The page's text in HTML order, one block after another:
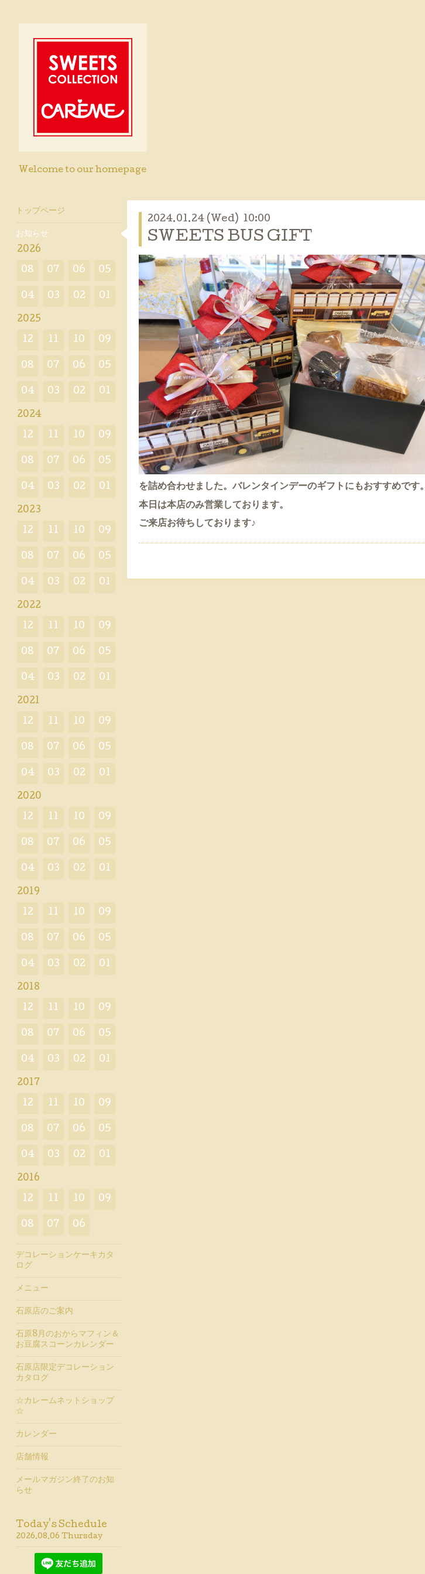
Welcome to our homepage
2024.01.24 (Wed) 10:00
SWEETS BUS GIFT
を詰め合わせました。バレンタインデーのギフトにもおすすめです。
本日は本店のみ営業しております。
ご来店お待ちしております♪
トップページ
お知らせ
2026
08 07 06 05
04 03 02 01
2025
12 11 10 09
08 07 06 05
04 03 02 01
2024
12 11 10 09
08 07 06 05
04 03 02 01
2023
12 11 10 09
08 07 06 05
04 03 02 01
2022
12 11 10 09
08 07 06 05
04 03 02 01
2021
12 11 10 09
08 07 06 05
04 03 02 01
2020
12 11 10 09
08 07 06 05
04 03 02 01
2019
12 11 10 09
08 07 06 05
04 03 02 01
2018
12 11 10 09
08 07 06 05
04 03 02 01
2017
12 11 10 09
08 07 06 05
04 03 02 01
2016
12 11 10 09
08 07 06
デコレーションケーキカタ
ログ
メニュー
石原店のご案内
石原8月のおからマフィン＆
お豆腐スコーンカレンダー
石原店限定デコレーション
カタログ
☆カレームネットショップ
☆
カレンダー
店舗情報
メールマガジン終了のお知
らせ
Today's Schedule
2026.08.06 Thursday